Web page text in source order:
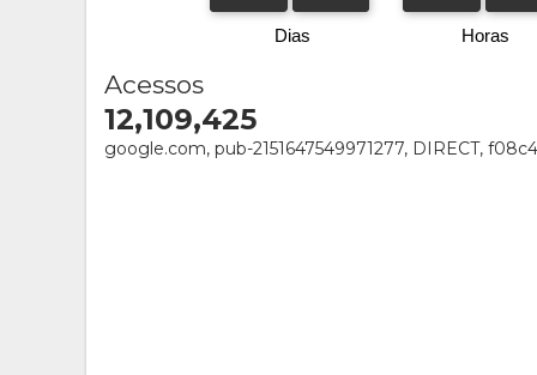
Acessos
12,109,425
google.com, pub-2151647549971277, DIRECT,